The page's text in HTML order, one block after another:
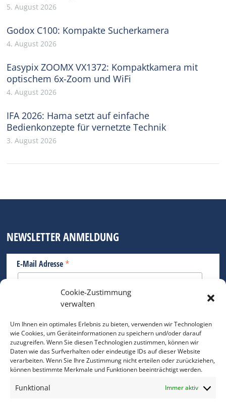
Cookie-Zustimmung
verwalten
Um Ihnen ein optimales Erlebnis zu bieten, verwenden wir Technologien
wie Cookies, um Geräteinformationen zu speichern und/oder darauf
zuzugreifen. Wenn Sie diesen Technologien zustimmen, können wir
Daten wie das Surfverhalten oder eindeutige IDs auf dieser Website
verarbeiten. Wenn Sie Ihre Zustimmung nicht erteilen oder zurückziehen,
können bestimmte Merkmale und Funktionen beeinträchtigt werden.
Funktional Immer aktiv
5. August 2026
Godox C100: Kompakte Sucherkamera
4. August 2026
Easypix ZOOMX VX1372: Kompaktkamera mit
optischem 6x-Zoom und WiFi
4. August 2026
IFA 2026: Hama setzt auf einfache
Bedienkonzepte für vernetzte Technik
3. August 2026
NEWSLETTER ANMELDUNG
E-Mail Adresse *
Bitte geben Sie Ihre E-Mail Adresse ein.
*